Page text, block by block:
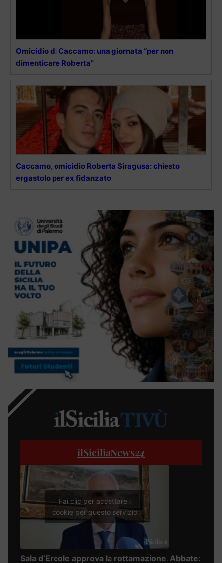
Omicidio di Caccamo: una giornata “per non
dimenticare Roberta”
Caccamo, omicidio Roberta Siragusa: chiesto
ergastolo per ex fidanzato
ilSiciliaNews24
Fai clic per accettare i
cookie per questo servizio
Sala d’Ercole approva la rottamazione, Abbate: